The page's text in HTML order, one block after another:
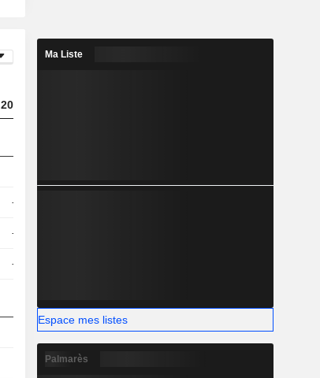
2023
-20,45
-35,86
-35,86
-32,1 51,33 50,89
28,99
Ma Liste
Espace mes listes
Palmarès